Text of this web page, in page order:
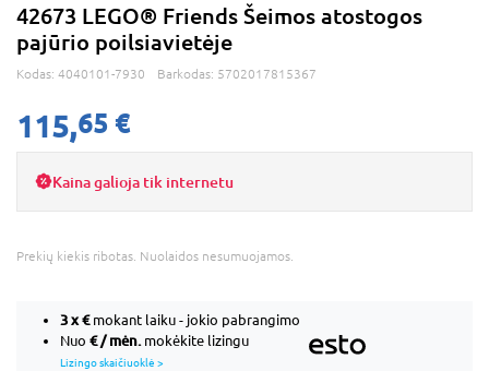
42673 LEGO® Friends Šeimos atostogos
pajūrio poilsiavietėje
Kodas: 4040101-7930 Barkodas: 5702017815367
115,65 €
Kaina galioja tik internetu
Prekių kiekis ribotas. Nuolaidos nesumuojamos.
3 x€mokant laiku - jokio pabrangimo
Nuo € / mėn. mokėkite lizingu
Lizingo skaičiuoklė >